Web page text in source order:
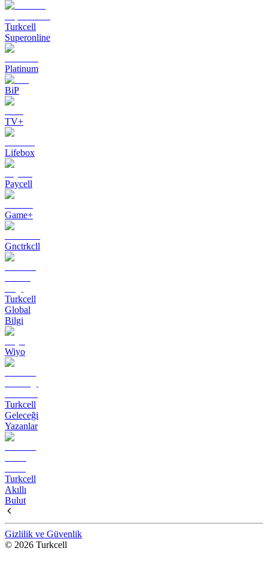
Turkcell
Superonline
Platinum
BiP
TV+
Lifebox
Paycell
Game+
Gnctrkcll
Turkcell
Global
Bilgi
Wiyo
Turkcell
Geleceği
Yazanlar
Turkcell
Akıllı
Bulut
Gizlilik ve Güvenlik
© 2026 Turkcell